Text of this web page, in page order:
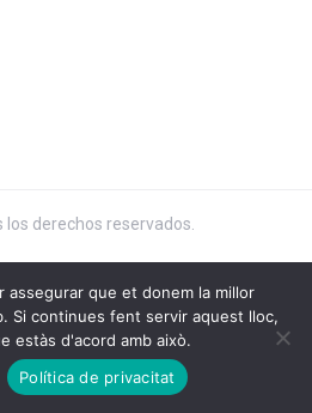
derechos reservados.
assegurar que et donem la millor
Si continues fent servir aquest lloc,
estàs d'acord amb això.
Política de privacitat